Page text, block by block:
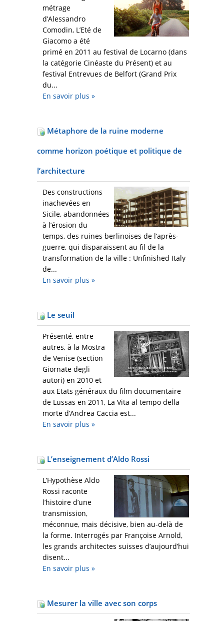
métrage
d’Alessandro
Comodin, L’Eté de
Giacomo a été
primé en 2011 au festival de Locarno (dans
la catégorie Cinéaste du Présent) et au
festival Entrevues de Belfort (Grand Prix
du...
En savoir plus »
Métaphore de la ruine moderne
comme horizon poétique et politique de
l’architecture
Des constructions
inachevées en
Sicile, abandonnées
à l’érosion du
temps, des ruines berlinoises de l’après-
guerre, qui disparaissent au fil de la
transformation de la ville : Unfinished Italy
de...
En savoir plus »
Le seuil
Présenté, entre
autres, à la Mostra
de Venise (section
Giornate degli
autori) en 2010 et
aux Etats généraux du film documentaire
de Lussas en 2011, La Vita al tempo della
morte d’Andrea Caccia est...
En savoir plus »
L’enseignement d’Aldo Rossi
L’Hypothèse Aldo
Rossi raconte
l’histoire d’une
transmission,
méconnue, mais décisive, bien au-delà de
la forme. Interrogés par Françoise Arnold,
les grands architectes suisses d’aujourd’hui
disent...
En savoir plus »
Mesurer la ville avec son corps